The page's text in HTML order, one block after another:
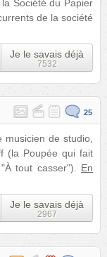
Société du Papier
de la société
Je le savais déjà
7532
25
de studio,
(la Poupée qui fait
tout casser"). En
Je le savais déjà
2967